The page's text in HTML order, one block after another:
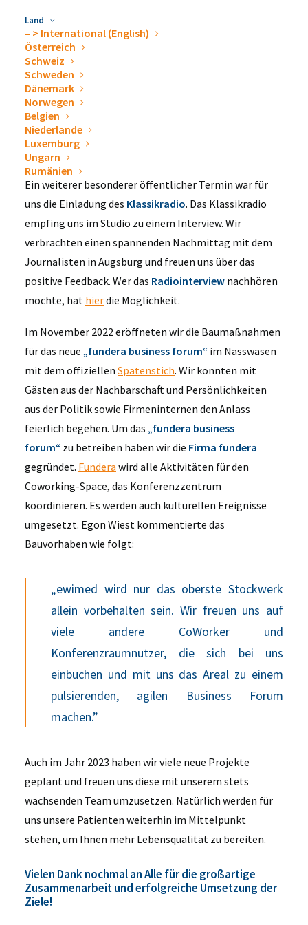
Land
– > International (English)
Österreich
Schweiz
Schweden
Dänemark
Norwegen
Belgien
Niederlande
Luxemburg
Ungarn
Rumänien
betont, dass „die Zusammenarbeit für das Schweizer
Unternehmen der fenik AG mit dem Mutterhaus der
ewimed GmbH noch effizienter werden kann”. Tomas
Jalrup, Geschäftsführer der ewimed Sweden AB, lässt
verlauten, dass er die Vorteile im offenen
Erfahrungsaustausch und in der Größe des
Unternehmens sieht, wodurch sich ein sehr großer
Wissensaustausch mit allen Ländern ergibt.
Ein weiterer besonderer öffentlicher Termin war für
uns die Einladung des Klassikradio. Das Klassikradio
empfing uns im Studio zu einem Interview. Wir
verbrachten einen spannenden Nachmittag mit dem
Journalisten in Augsburg und freuen uns über das
positive Feedback. Wer das Radiointerview nachhören
möchte, hat hierdie Möglichkeit.
Im November 2022 eröffneten wir die Baumaßnahmen
für das neue „fundera business forum“ im Nasswasen
mit dem offiziellen Spatenstich. Wir konnten mit
Gästen aus der Nachbarschaft und Persönlichkeiten
aus der Politik sowie Firmeninternen den Anlass
feierlich begehen. Um das „fundera business
forum“ zu betreiben haben wir die Firma fundera
gegründet. Fundera wird alle Aktivitäten für den
Coworking-Space, das Konferenzzentrum
koordinieren. Es werden auch kulturellen Ereignisse
umgesetzt. Egon Wiest kommentierte das
Bauvorhaben wie folgt:
„ewimed wird nur das oberste Stockwerk
allein vorbehalten sein. Wir freuen uns auf
viele andere CoWorker und
Konferenzraumnutzer, die sich bei uns
einbuchen und mit uns das Areal zu einem
pulsierenden, agilen Business Forum
machen.”
Auch im Jahr 2023 haben wir viele neue Projekte
geplant und freuen uns diese mit unserem stets
wachsenden Team umzusetzen. Natürlich werden für
uns unsere Patienten weiterhin im Mittelpunkt
stehen, um Ihnen mehr Lebensqualität zu bereiten.
Vielen Dank nochmal an Alle für die großartige
Zusammenarbeit und erfolgreiche Umsetzung der
Ziele!